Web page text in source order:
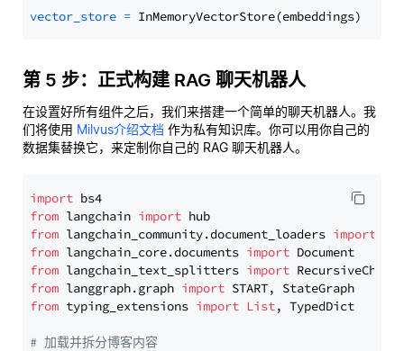
vector_store =
第 5 步：正式构建 RAG 聊天机器人
在设置好所有组件之后，我们来搭建一个简单的聊天机器人。我
们将使用 Milvus介绍文档 作为私有知识库。你可以用你自己的
数据集替换它，来定制你自己的 RAG 聊天机器人。
import
from langchain import
from langchain_community.document_loaders import
from langchain_core.documents import
from langchain_text_splitters import
from langgraph.graph import
from typing_extensions import List, TypedDict
# 加载并拆分博客内容